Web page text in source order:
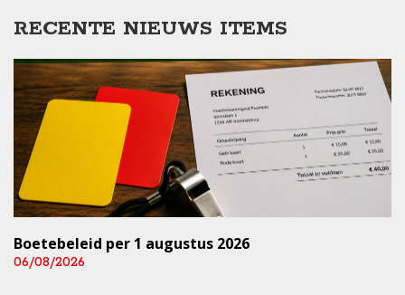
RECENTE NIEUWS ITEMS
Boetebeleid per 1 augustus 2026
06/08/2026